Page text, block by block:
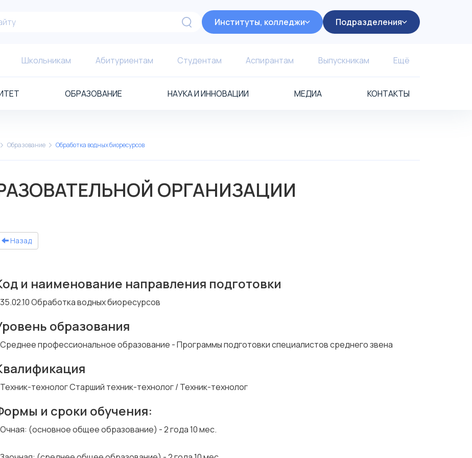
Институты, колледжи Подразделения
Школьникам Абитуриентам Студентам Аспирантам Выпускникам Ещё
ОБРАЗОВАНИЕ НАУКА И ИННОВАЦИИ МЕДИА КОНТАКТЫ
Образование Обработка водных биоресурсов
ОРГАНИЗАЦИИ
Назад
и наименование направления подготовки
35.02.10 Обработка водных биоресурсов
образования
Среднее профессиональное образование - Программы подготовки специалистов среднего звена
Техник-технолог Старший техник-технолог / Техник-технолог
и сроки обучения:
Очная: (основное общее образование) - 2 года 10 мес.